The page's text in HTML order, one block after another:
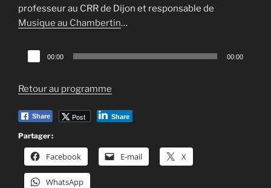
professeur au CRR de Dijon et responsable de
Musique au Chambertin…
Lecteur
audio
00:00 00:00
Retour au programme
Share Post Share
Partager :
Facebook E-mail X
WhatsApp